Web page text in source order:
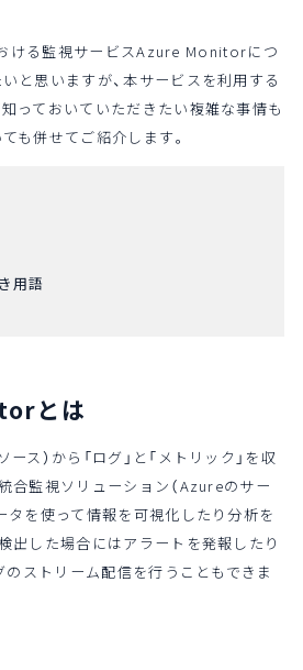
ける監視サービスAzure Monitorにつ
と思いますが、本サービスを利用する
っておいていただきたい複雑な事情も
も併せてご紹介します。
用語
とは
ス）から「ログ」と「メトリック」を収
合監視ソリューション（Azureのサー
タを使って情報を可視化したり分析を
出した場合にはアラートを発報したり
ストリーム配信を行うこともできま